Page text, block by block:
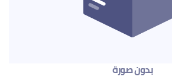
بدون صورة